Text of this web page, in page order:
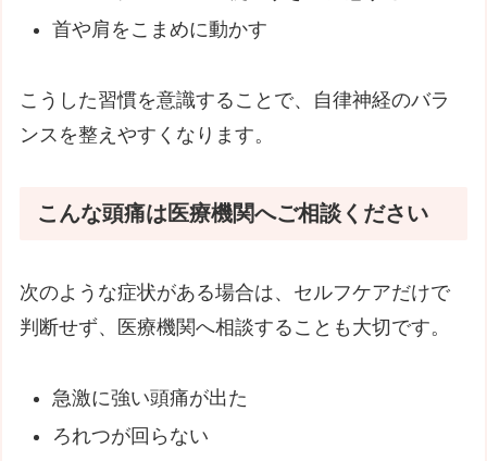
首や肩をこまめに動かす
こうした習慣を意識することで、自律神経のバラ
ンスを整えやすくなります。
こんな頭痛は医療機関へご相談ください
次のような症状がある場合は、セルフケアだけで
判断せず、医療機関へ相談することも大切です。
急激に強い頭痛が出た
ろれつが回らない